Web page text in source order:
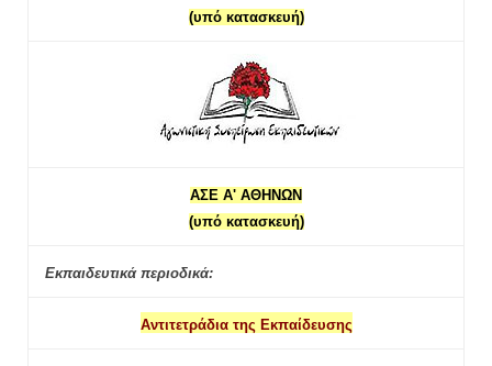
(υπό κατασκευή)
ΑΣΕ Α' ΑΘΗΝΩΝ
(υπό κατασκευή)
Εκπαιδευτικά περιοδικά:
Αντιτετράδια της Εκπαίδευσης